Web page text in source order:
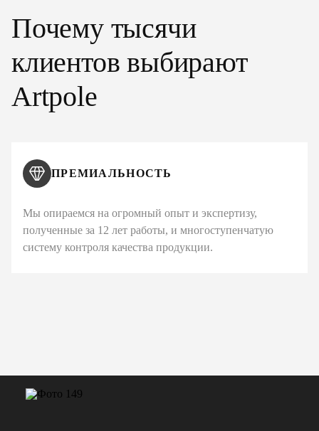
Почему тысячи
клиентов выбирают
Artpole
ПРЕМИАЛЬНОСТЬ
Мы опираемся на огромный опыт и экспертизу,
полученные за 12 лет работы, и многоступенчатую
систему контроля качества продукции.